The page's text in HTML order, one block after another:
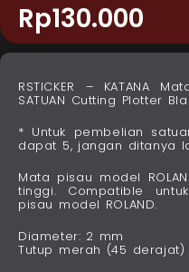
Rp130.000
RSTICKER – KATANA
SATUAN Cutting Plotter
* Untuk pembelian
dapat 5, jangan ditanya
Mata pisau model
tinggi. Compatible
pisau model ROLAND.
Diameter: 2 mm
Tutup merah (45 derajat)